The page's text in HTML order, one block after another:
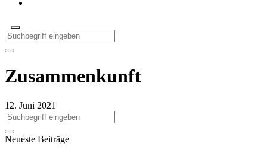
Zusammenkunft
12. Juni 2021
Neueste Beiträge